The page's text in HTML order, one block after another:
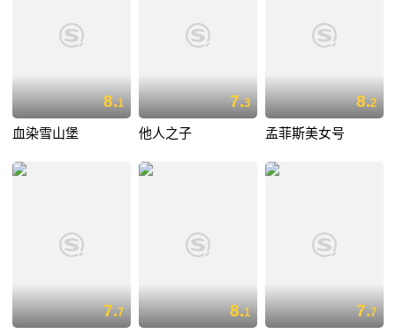
8.1
血染雪山堡
7.3
他人之子
8.2
孟菲斯美女号
7.7 8.1 7.7